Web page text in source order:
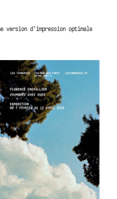
d’impression optimale